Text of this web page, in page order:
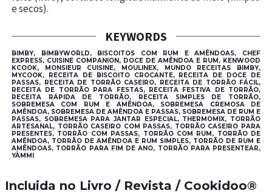
e secos).
KEYWORDS
BIMBY, BIMBYWORLD, BISCOITOS COM RUM E AMÊNDOAS, CHEF
EXPRESS, CUISINE COMPANION, DOCE DE AMÊNDOA E RUM, KENWOOD
KCOOK, MONSIEUR CUISINE, MOULINEX, MUNDO RECEITAS BIMBY,
MYCOOK, RECEITA DE BISCOITO CROCANTE, RECEITA DE DOCE DE
PASSAS, RECEITA DE TORRÃO CASEIRO, RECEITA DE TORRÃO FÁCIL,
RECEITA DE TORRÃO PARA FESTAS, RECEITA FESTIVA DE TORRÃO,
RECEITA RÁPIDA DE TORRÃO, RECEITA SIMPLES DE TORRÃO,
SOBREMESA COM RUM E AMÊNDOA, SOBREMESA CREMOSA DE
AMÊNDOA, SOBREMESA DE AMÊNDOA E PASSAS, SOBREMESA DE RUM E
PASSAS, SOBREMESA PARA JANTAR ESPECIAL, THERMOMIX, TORRÃO
ARTESANAL, TORRÃO CASEIRO COM PASSAS, TORRÃO CASEIRO PARA
PRESENTES, TORRÃO COM PASSAS, TORRÃO COM RUM, TORRÃO DE
AMÊNDOA, TORRÃO DE AMÊNDOA E RUM SIMPLES, TORRÃO DE RUM E
AMÊNDOAS, TORRÃO PARA FIM DE ANO, TORRÃO PARA PRESENTEAR,
YÄMMI
Incluida no Livro / Revista / Cookidoo®